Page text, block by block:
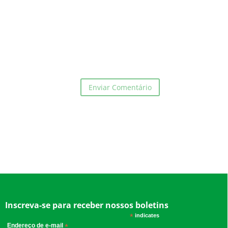
Inscreva-se para receber nossos boletins
*indicates required
Endereço de e-mail